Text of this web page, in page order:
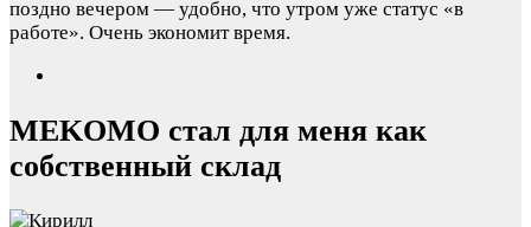
поздно вечером — удобно, что утром уже статус «в
работе». Очень экономит время.
MEKOMO стал для меня как
собственный склад